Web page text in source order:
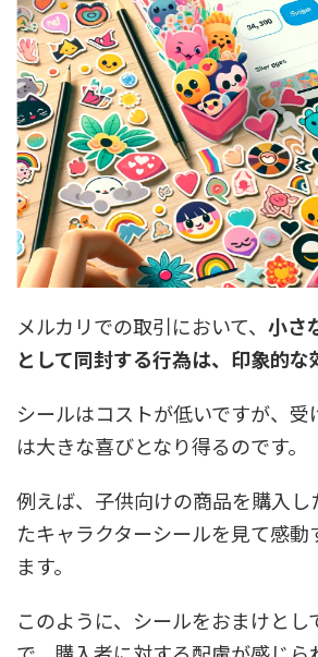
メルカリでの取引において、 小さ
として同封する行為は、印象的な
シールはコストが低いですが、受
は大きな喜びとなり得るのです。
例えば、子供向けの商品を購入
たキャラクターシールを見て感動
ます。
このように、シールをおまけとし